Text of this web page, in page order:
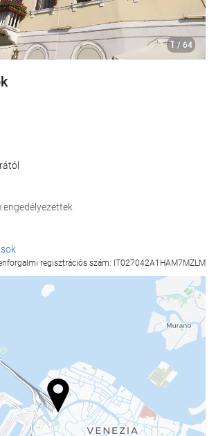
1 / 64
engedélyezettek
regisztrációs szám: IT027042A1HAM7MZLM